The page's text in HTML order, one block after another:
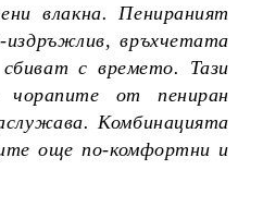
влакна. Пенираният
издръжлив, връхчетата
с времето. Тази
чорапите от пениран
Комбинацията
още по-комфортни и